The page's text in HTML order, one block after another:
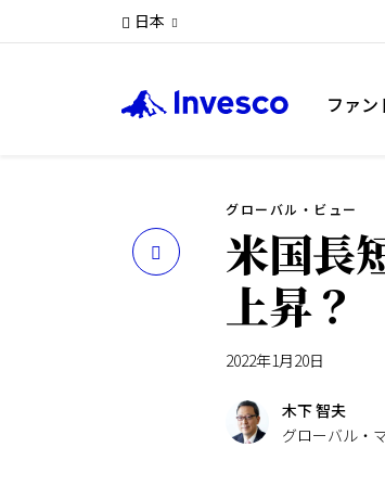
ファン
日本
グローバル・ビュー
米国長
上昇？
2022年1月20日
木下 智夫
グローバル・